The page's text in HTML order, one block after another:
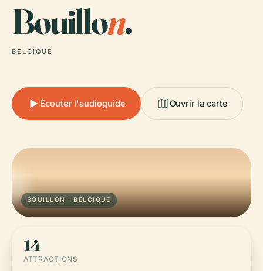
Bouillon.
BELGIQUE
Écouter l'audioguide Ouvrir la carte
BOUILLON · BELGIQUE
14
ATTRACTIONS